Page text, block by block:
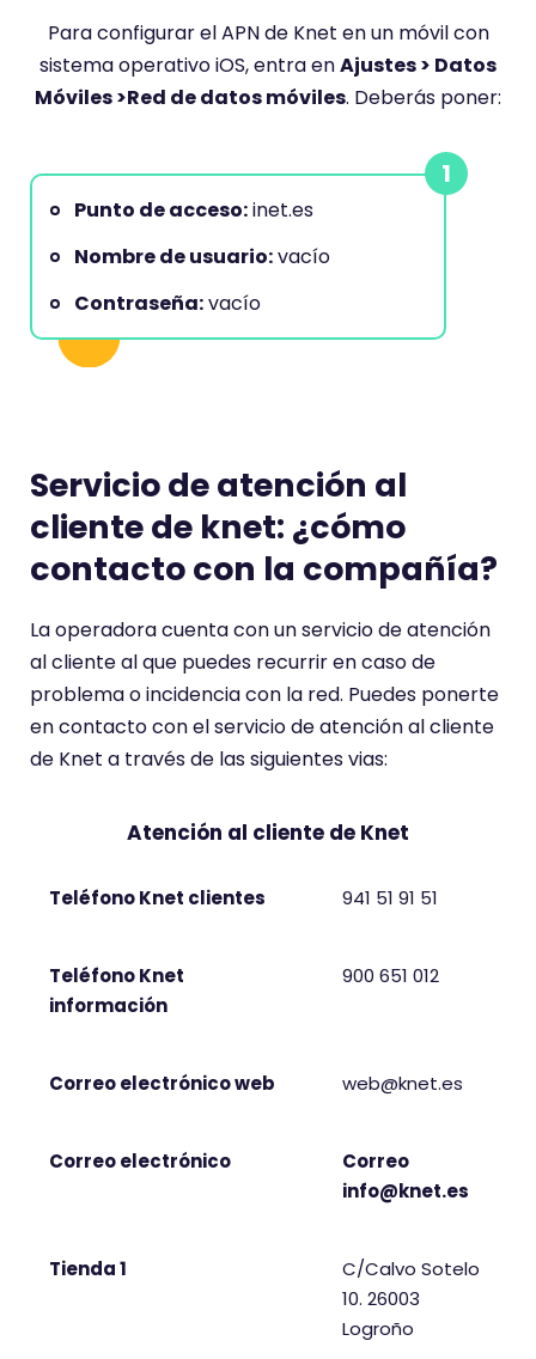
Para configurar el APN de Knet en un móvil con
sistema operativo iOS, entra enAjustes > Datos
Móviles >Red de datos móviles. Deberás poner:
Punto de acceso:inet.es
Nombre de usuario:vacío
Contraseña:vacío
Servicio de atención al
cliente de knet: ¿cómo
contacto con la compañía?
La operadora cuenta con un servicio de atención
al cliente al que puedes recurrir en caso de
problema o incidencia con la red. Puedes ponerte
en contacto con el servicio de atención al cliente
de Knet a través de las siguientes vias:
Atención al cliente de Knet
Teléfono Knet clientes 941 51 91 51
Teléfono Knet
información
900 651 012
Correo electrónico web web@knet.es
Correo electrónico
Correo
info@knet.es
Tienda 1
C/Calvo Sotelo
10. 26003
Logroño